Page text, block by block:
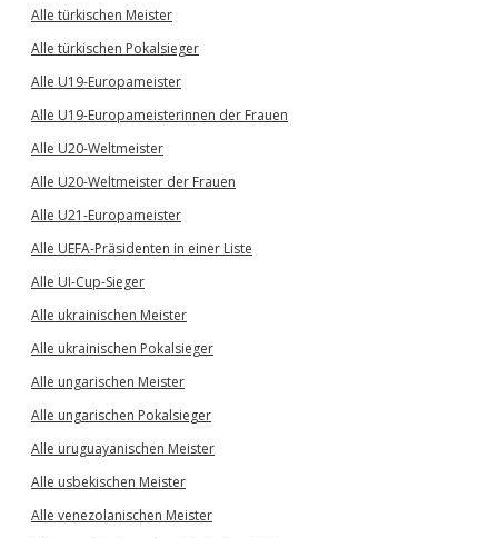
Alle türkischen Meister
Alle türkischen Pokalsieger
Alle U19-Europameister
Alle U19-Europameisterinnen der Frauen
Alle U20-Weltmeister
Alle U20-Weltmeister der Frauen
Alle U21-Europameister
Alle UEFA-Präsidenten in einer Liste
Alle UI-Cup-Sieger
Alle ukrainischen Meister
Alle ukrainischen Pokalsieger
Alle ungarischen Meister
Alle ungarischen Pokalsieger
Alle uruguayanischen Meister
Alle usbekischen Meister
Alle venezolanischen Meister